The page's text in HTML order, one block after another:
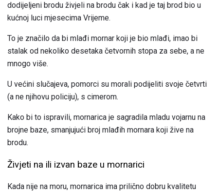
dodijeljeni brodu živjeli na brodu čak i kad je taj brod bio u
kućnoj luci mjesecima Vrijeme.
To je značilo da bi mlađi mornar koji je bio mlađi, imao bi
stalak od nekoliko desetaka četvornih stopa za sebe, a ne
mnogo više.
U većini slučajeva, pomorci su morali podijeliti svoje četvrti
(a ne njihovu policiju), s cimerom.
Kako bi to ispravili, mornarica je sagradila mladu vojarnu na
brojne baze, smanjujući broj mlađih mornara koji žive na
brodu.
Živjeti na ili izvan baze u mornarici
Kada nije na moru, mornarica ima prilično dobru kvalitetu